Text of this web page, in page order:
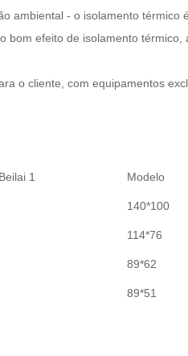
ambiental - o isolamento
bom efeito de isolamento
o cliente, com equipamentos
1
Modelo
140*100
114*76
89*62
89*51